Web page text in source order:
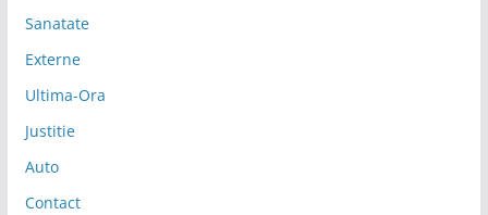
Sanatate
Externe
Ultima-Ora
Justitie
Auto
Contact